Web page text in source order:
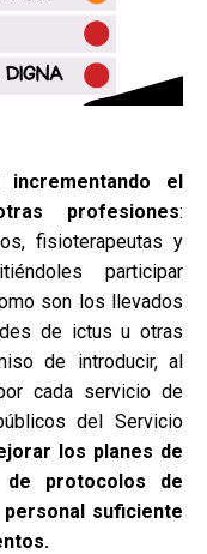
incrementando el
profesiones:
fisioterapeutas y
participar
son los llevados
de ictus u otras
de introducir, al
cada servicio de
del Servicio
los planes de
protocolos de
suficiente